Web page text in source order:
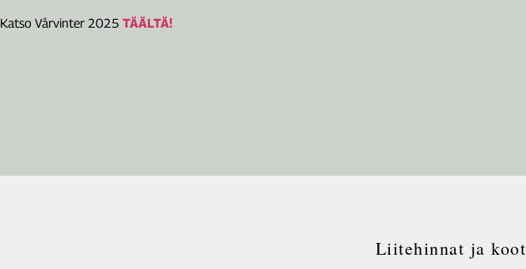
Katso Vårvinter 2025 TÄÄLTÄ!
Liitehinnat ja koot